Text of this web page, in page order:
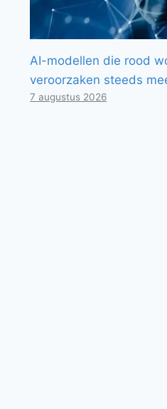
AI-modellen die rood
veroorzaken steeds
7 augustus 2026